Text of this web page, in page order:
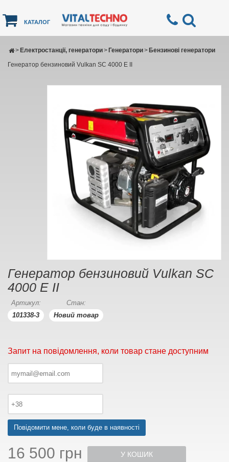
КАТАЛОГ
Електростанції, генератори
> Генератори
> Бензинові генератори
>
Генератор бензиновий Vulkan SC 4000 E II
Генератор бензиновий Vulkan SC
4000 E II
Артикул:
101338-3
Стан:
Новий товар
Запит на повідомлення, коли товар стане доступним
Повідомити мене, коли буде в наявності
16 500 грн У КОШИК